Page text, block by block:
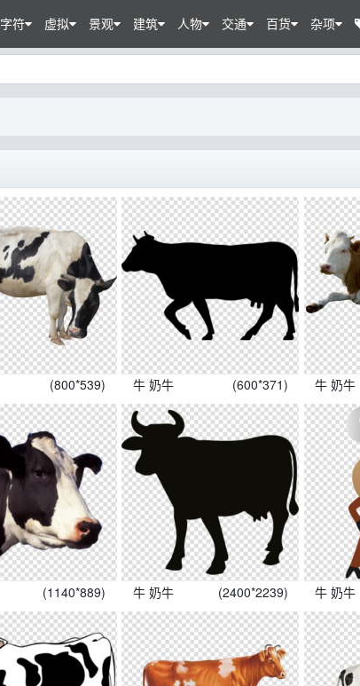
字符 虚拟 景观 建筑 人物 交通 百货 杂项
(800*539) 牛 奶牛 (600*371) 牛 奶牛
(1140*889) 牛 奶牛 (2400*2239) 牛 奶牛